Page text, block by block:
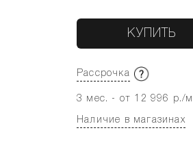
КУПИТЬ
Рассрочка
3 мес. - от 12 996 р./
Наличие в магазинах